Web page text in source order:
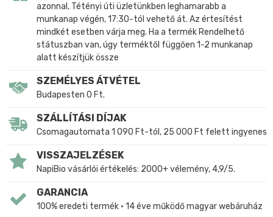
azonnal, Tétényi úti üzletünkben leghamarabb a
munkanap végén, 17:30-tól vehető át. Az értesítést
mindkét esetben várja meg. Ha a termék Rendelhető
státuszban van, úgy terméktől függően 1-2 munkanap
alatt készítjük össze
SZEMÉLYES ÁTVÉTEL
Budapesten 0 Ft.
SZÁLLÍTÁSI DÍJAK
Csomagautomata 1 090 Ft-tól, 25 000 Ft felett ingyenes
VISSZAJELZÉSEK
NapiBio vásárlói értékelés: 2000+ vélemény, 4,9/5.
GARANCIA
100% eredeti termék • 14 éve működő magyar webáruház